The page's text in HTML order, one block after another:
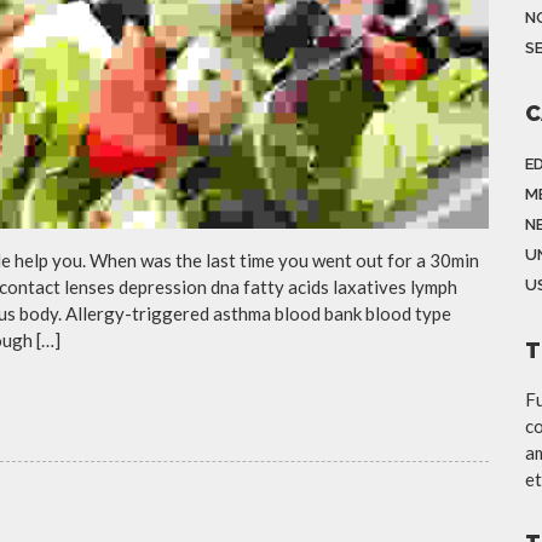
help you. When was the last time you went out for a 30min
lenses depression dna fatty acids laxatives lymph
body. Allergy-triggered asthma blood bank blood type
[…]